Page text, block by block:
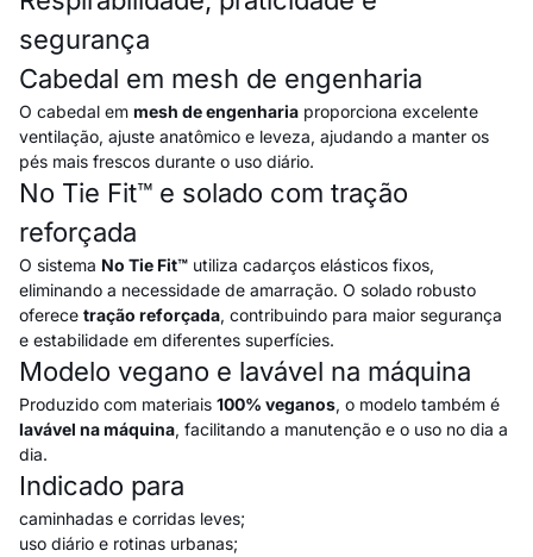
segurança
Cabedal em mesh de engenharia
O cabedal em mesh de engenharia proporciona excelente
ventilação, ajuste anatômico e leveza, ajudando a manter os
pés mais frescos durante o uso diário.
No Tie Fit™ e solado com tração
reforçada
O sistema No Tie Fit™ utiliza cadarços elásticos fixos,
eliminando a necessidade de amarração. O solado robusto
oferece tração reforçada, contribuindo para maior segurança
e estabilidade em diferentes superfícies.
Modelo vegano e lavável na máquina
Produzido com materiais 100% veganos, o modelo também é
lavável na máquina, facilitando a manutenção e o uso no dia a
dia.
Indicado para
caminhadas e corridas leves;
uso diário e rotinas urbanas;